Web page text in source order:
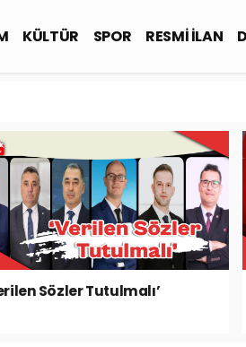
KÜLTÜR SPOR RESMİ İLAN
Sözler Tutulmalı’